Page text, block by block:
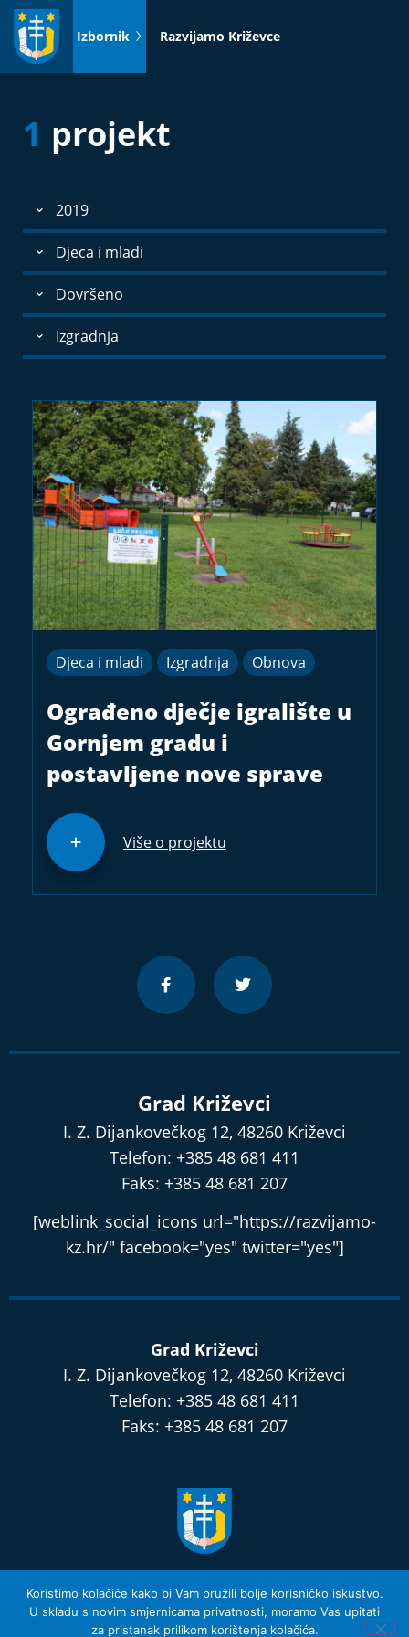
Idi
sadržaj
Izbornik Razvijamo Križevce
1 projekt
2019
Djeca i mladi
Dovršeno
Izgradnja
Djeca i mladi Izgradnja Obnova
Ograđeno dječje igralište u
Gornjem gradu i
postavljene nove sprave
Više o projektu
Grad Križevci
I. Z. Dijankovečkog 12, 48260 Križevci
Telefon: +385 48 681 411
Faks: +385 48 681 207
[weblink_social_icons url="https://razvijamo-
kz.hr/" facebook="yes" twitter="yes"]
Grad Križevci
I. Z. Dijankovečkog 12, 48260 Križevci
Telefon: +385 48 681 411
Faks: +385 48 681 207
razvijamo.krizevci.hr
Koristimo kolačiće kako bi Vam pružili bolje korisničko iskustvo.
U skladu s novim smjernicama privatnosti, moramo Vas upitati
za pristanak prilikom korištenja kolačića.